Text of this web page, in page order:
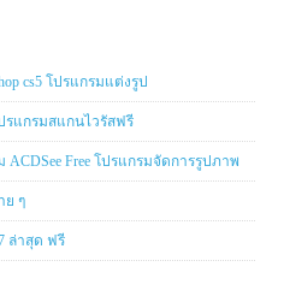
cs5 โปรแกรมแต่งรูป
รแกรมสแกนไวรัสฟรี
Free โปรแกรมจัดการรูปภาพ
ย ๆ
ล่าสุด ฟรี